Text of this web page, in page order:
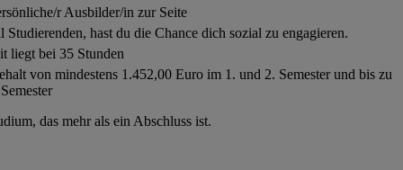
r Ausbilder/in zur Seite
Studierenden, hast du die Chance dich sozial zu engagieren.
liegt bei 35 Stunden
von mindestens 1.452,00 Euro im 1. und 2. Semester und bis zu
das mehr als ein Abschluss ist.